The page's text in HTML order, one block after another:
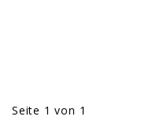
Seite 1 von 1